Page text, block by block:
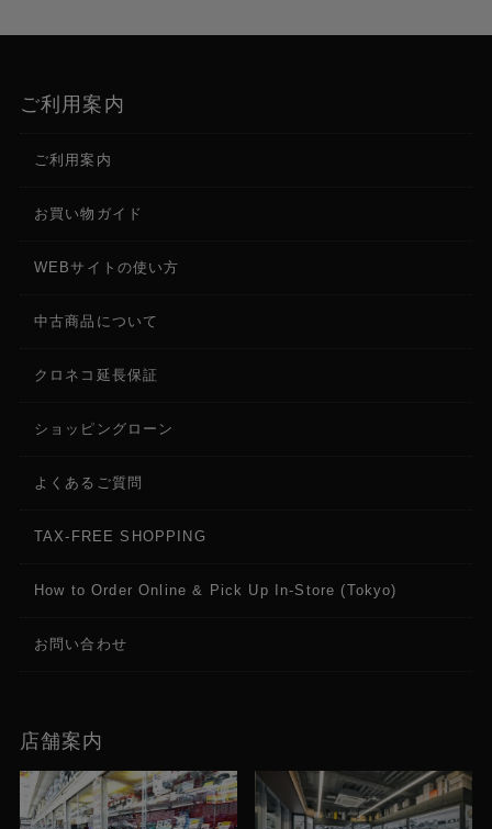
M.2 SSD x1スロット、別売SSDメディアアダプター
SSD（Type2280）”となります。
ビデオ出力
応（タイプA x 1）
オーディオ入力
替）、φ3.5mm ステレオミニジャック x 1（AUX入
φ3.5mm ステレオミニジャック x 1
タイムコードリンク入出力
入力 ： 1.0Vp-p ～ 4.0Vp-p、ハイインピーダンス、
φ2.5mm ステレオミニジャック x 1
ネットワークアダプター接続用（タイプA x 1）、
5V/0.5A
LAN
ご利用案内
ご利用案内
お買い物ガイド
WEBサイトの使い方
中古商品について
クロネコ延長保証
ショッピングローン
よくあるご質問
TAX-FREE SHOPPING
How to Order Online & Pick Up In-Store (Tokyo)
お問い合わせ
店舗案内